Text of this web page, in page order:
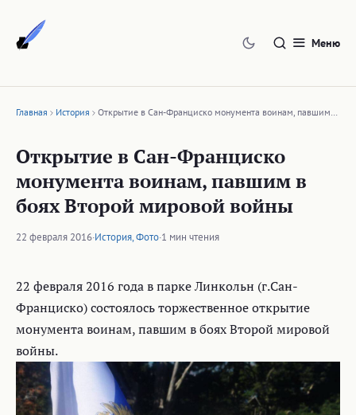
содержимому
Меню
Главная История Открытие в Сан-Франциско монумента воинам, павшим…
Открытие в Сан-Франциско
монумента воинам, павшим в
боях Второй мировой войны
22 февраля 2016·История,Фото·1 мин чтения
22 февраля 2016 года в парке Линкольн (г.Сан-
Франциско) состоялось торжественное открытие
монумента воинам, павшим в боях Второй мировой
войны.